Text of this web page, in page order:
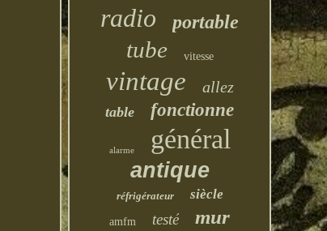
radio portable
tube vitesse
vintage allez
table fonctionne
alarme général
antique
réfrigérateur siècle
amfm testé mur